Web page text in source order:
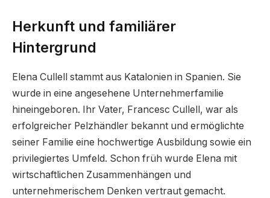
Herkunft und familiärer
Hintergrund
Elena Cullell stammt aus Katalonien in Spanien. Sie
wurde in eine angesehene Unternehmerfamilie
hineingeboren. Ihr Vater, Francesc Cullell, war als
erfolgreicher Pelzhändler bekannt und ermöglichte
seiner Familie eine hochwertige Ausbildung sowie ein
privilegiertes Umfeld. Schon früh wurde Elena mit
wirtschaftlichen Zusammenhängen und
unternehmerischem Denken vertraut gemacht.